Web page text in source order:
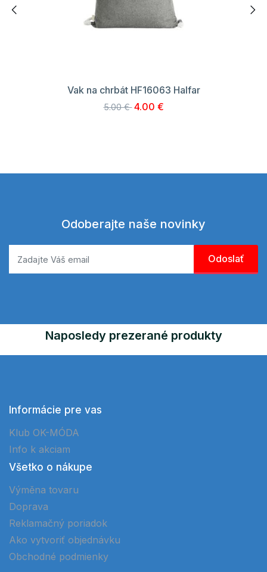
Vak na chrbát HF16063 Halfar
5.00 € 4.00 €
Odoberajte naše novinky
Naposledy prezerané produkty
Informácie pre vas
Klub OK-MÓDA
Info k akciam
Všetko o nákupe
Výměna tovaru
Doprava
Reklamačný poriadok
Ako vytvoriť objednávku
Obchodné podmienky